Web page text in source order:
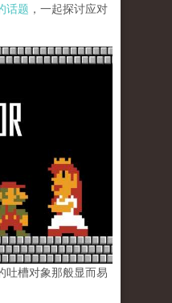
话题 ，一起探讨应对
吐槽对象那般显而易